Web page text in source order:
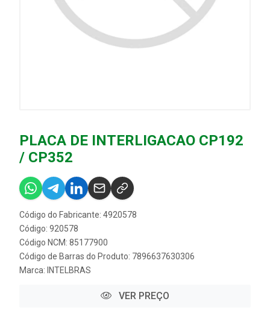
PLACA DE INTERLIGACAO CP192
/ CP352
Código do Fabricante: 4920578
Código: 920578
Código NCM: 85177900
Código de Barras do Produto: 7896637630306
Marca: INTELBRAS
VER PREÇO